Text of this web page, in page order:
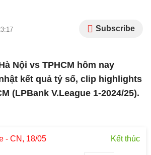
Subscribe
Nội vs TPHCM hôm nay
kết quả tỷ số, clip highlights
(LPBank V.League 1-2024/25).